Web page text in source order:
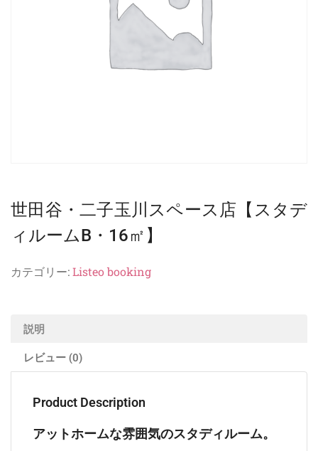
世田谷・二子玉川スペース店【スタデ
ィルームB・16㎡】
カテゴリー:Listeo booking
説明
レビュー (0)
Product Description
アットホームな雰囲気のスタディルーム。